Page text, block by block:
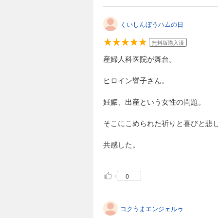
いのちの器 14
726円 (税込)
いのちの器 15
726円 (税込)
いのちの器 16
待望の赤ちゃんが
くいしんぼうハムの日
無料版購入済
産婦人科医院が舞台。
ヒロイン響子さん。
妊娠、出産という女性の問題。
そこにこめられた祈りと喜びと悲
共感した。
0
コクうまエンジェルゥ